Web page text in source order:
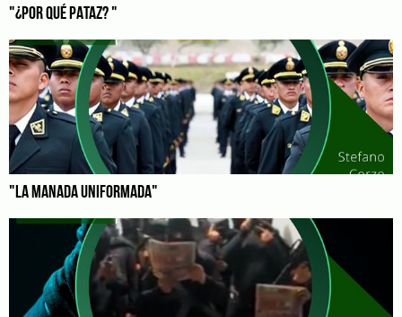
"¿POR QUÉ PATAZ? "
"LA MANADA UNIFORMADA"